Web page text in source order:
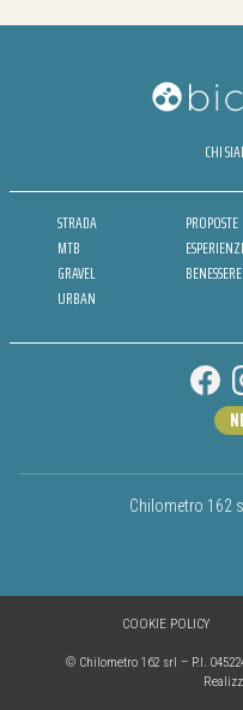
CHI
STRADA
MTB
GRAVEL
URBAN
PROPOSTE
BENESSERE
Chilometro 162
© Chilometro 162 srl – P.I.
COOKIE POLICY